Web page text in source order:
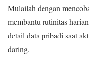
Mulailah dengan
membantu rutinitas
detail data pribadi saat
daring.